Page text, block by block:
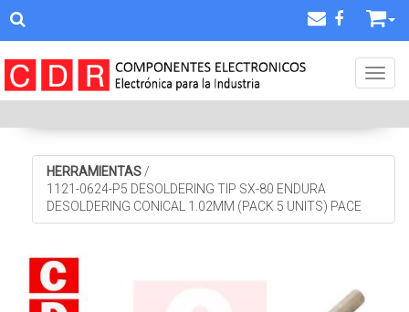
HERRAMIENTAS /
1121-0624-P5 DESOLDERING TIP SX-80 ENDURA
DESOLDERING CONICAL 1.02MM (PACK 5 UNITS) PACE